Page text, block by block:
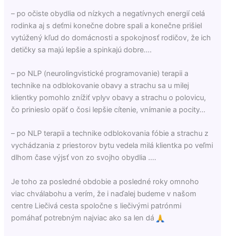
– po očiste obydlia od nízkych a negatívnych energií celá
rodinka aj s deťmi konečne dobre spali a konečne prišiel
vytúžený kľud do domácnosti a spokojnosť rodičov, že ich
detičky sa majú lepšie a spinkajú dobre….
– po NLP (neurolingvistické programovanie) terapii a
technike na odblokovanie obavy a strachu sa u milej
klientky pomohlo znížiť vplyv obavy a strachu o polovicu,
čo prinieslo opäť o čosi lepšie cítenie, vnímanie a pocity…
– po NLP terapii a technike odblokovania fóbie a strachu z
vychádzania z priestorov bytu vedela milá klientka po veľmi
dlhom čase výjsť von zo svojho obydlia ….
Je toho za posledné obdobie a posledné roky omnoho
viac chválabohu a verím, že i naďalej budeme v našom
centre Liečivá cesta spoločne s liečivými patrónmi
pomáhať potrebným najviac ako sa len dá